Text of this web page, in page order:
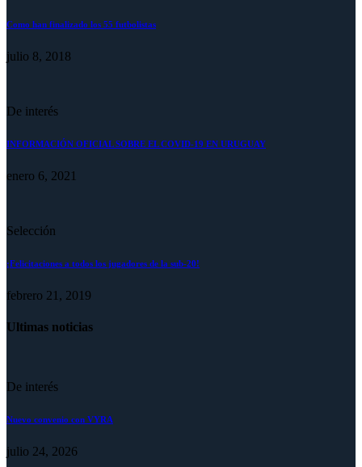
Como han finalizado los 55 futbolistas
julio 8, 2018
De interés
INFORMACIÓN OFICIAL SOBRE EL COVID-19 EN URUGUAY
enero 6, 2021
Selección
¡Felicitaciones a todos los jugadores de la sub-20!
febrero 21, 2019
Ultimas noticias
De interés
Nuevo convenio con VYRA
julio 24, 2026